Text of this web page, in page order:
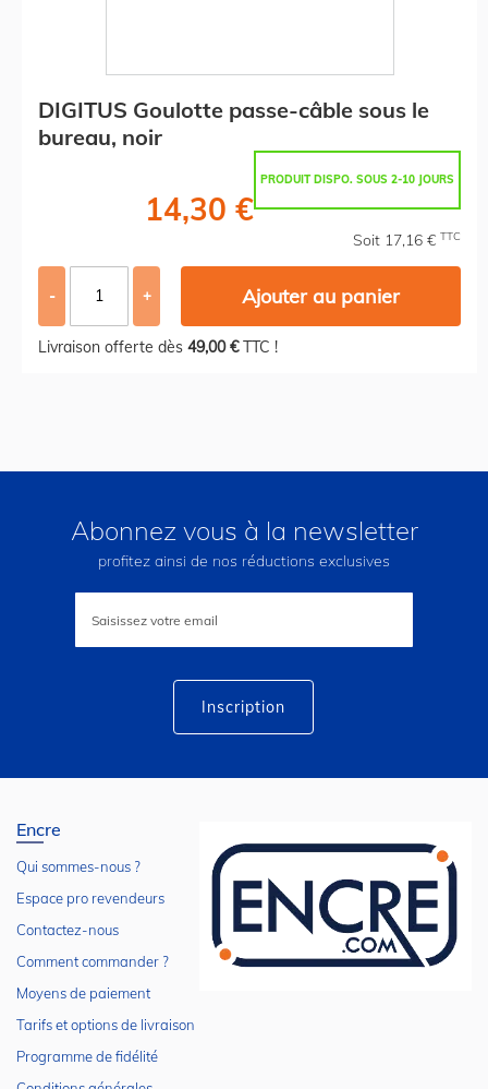
DIGITUS Goulotte passe-câble sous le
bureau, noir
PRODUIT DISPO. SOUS 2-10 JOURS
14,30 €
Soit 17,16 € TTC
- + Ajouter au panier
Livraison offerte dès 49,00 €TTC !
Abonnez vous à la newsletter
profitez ainsi de nos réductions exclusives
lettre
Inscription
Encre
Qui sommes-nous ?
Espace pro revendeurs
Contactez-nous
Comment commander ?
Moyens de paiement
Tarifs et options de livraison
Programme de fidélité